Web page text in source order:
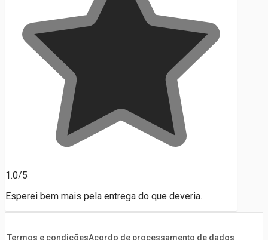
1.0/5
Esperei bem mais pela entrega do que deveria.
Termos e condiçõesAcordo de processamento de dados